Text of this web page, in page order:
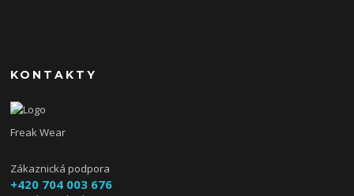
KONTAKTY
Freak Wear
Zákaznická podpora
+420 704 003 676